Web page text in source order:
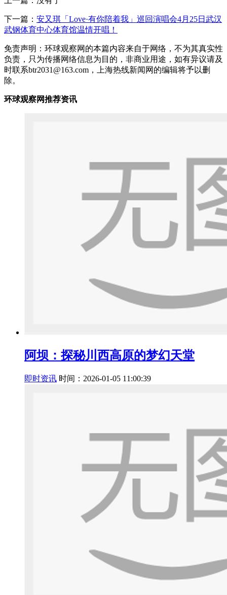
下一篇： 安又琪「Love·有你陪着我」巡回演唱会4月25日武汉
武钢体育中心体育馆温情开唱！
免责声明：环球观察网的本篇内容来自于网络，不为其真实性
负责，只为传播网络信息为目的，非商业用途，如有异议请及
时联系btr2031@163.com，上海热线新闻网的编辑将予以删
除。
环球观察网推荐资讯
阿坝：探秘川西高原的梦幻天堂
即时资讯 时间：2026-01-05 11:00:39